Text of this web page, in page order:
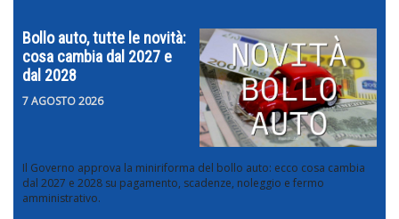
Bollo auto, tutte le novità:
cosa cambia dal 2027 e
dal 2028
7 AGOSTO 2026
Il Governo approva la miniriforma del bollo auto: ecco cosa cambia
dal 2027 e 2028 su pagamento, scadenze, noleggio e fermo
amministrativo.